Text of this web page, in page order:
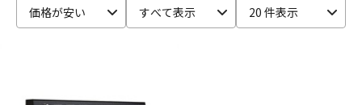
ドラム
価格が安い
すべて表示 20 件表示